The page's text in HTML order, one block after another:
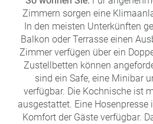
Zimmern sorgen eine
In den meisten Unterkünften
Balkon oder Terrasse einen
Zimmer verfügen über ein
Zustellbetten können
sind ein Safe, eine Minibar
verfügbar. Die Kochnische ist
ausgestattet. Eine
Komfort der Gäste verfügbar.